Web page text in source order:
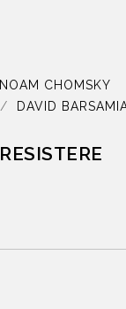
NOAM CHOMSKY
DAVID
RESISTERE